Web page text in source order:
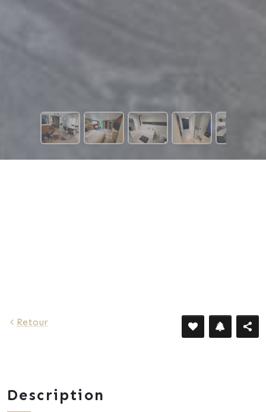
Retour
Description